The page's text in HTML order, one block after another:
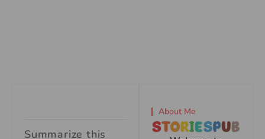
Summarize this
About Me